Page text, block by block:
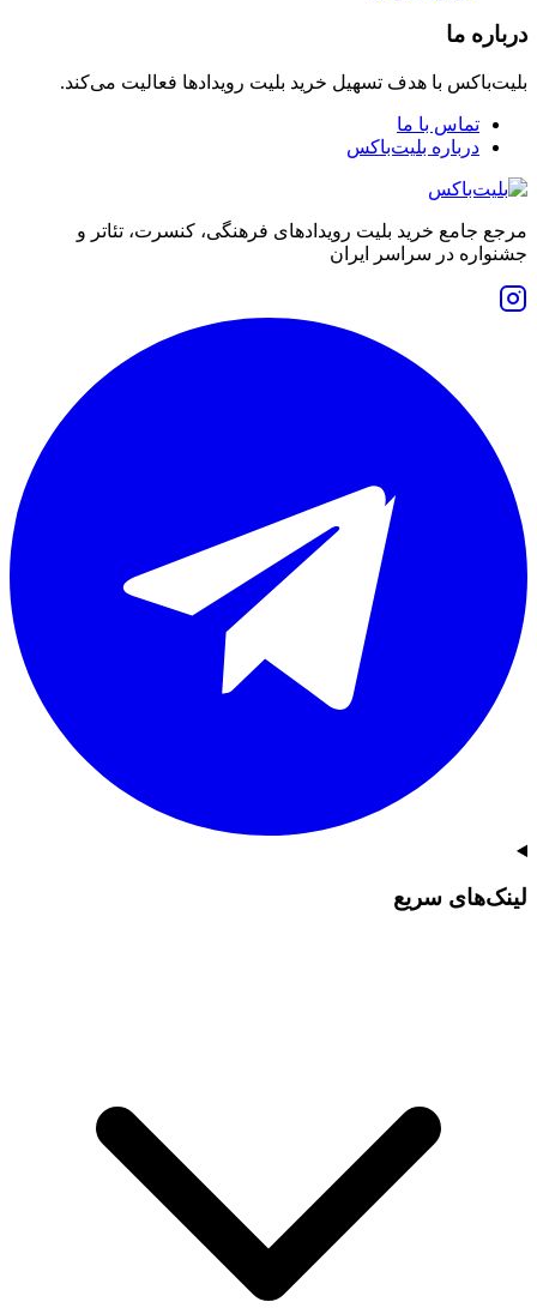
درباره ما
بلیت‌باکس با هدف تسهیل خرید بلیت رویدادها فعالیت می‌کند.
تماس با ما
درباره بلیت‌باکس
مرجع جامع خرید بلیت رویدادهای فرهنگی، کنسرت، تئاتر و
جشنواره در سراسر ایران
لینک‌های سریع